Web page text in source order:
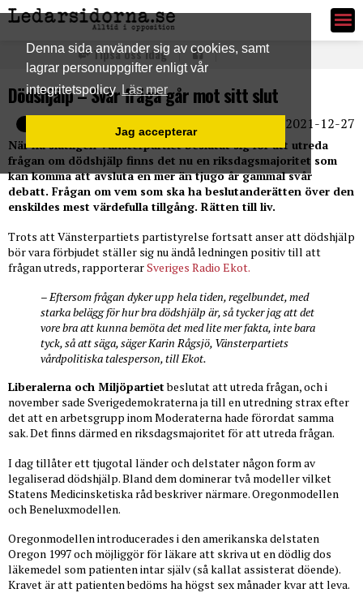
Denna sida använder sig av cookies, samt
lagrar personuppgifter enligt vår
integritetspolicy Läs mer
Jag accepterar
Ledarsidorna.se
Tipsa oss idag
Dödshjälp – Svår fråga går mot sitt slut
2021-12-27
E-post
När nu slutligen Vänsterpartiet beslutat sig för att utreda
frågan om dödshjälp finns det nu en riksdagsmajoritet som
kan komma att avsluta en mer än tjugo år gammal svår
debatt. Frågan om vem som ska ha beslutanderätten över den
enskildes mest värdefulla tillgång. Rätten till liv.
Trots att Vänsterpartiets partistyrelse fortsatt anser att dödshjälp
bör vara förbjudet ställer sig nu ändå ledningen positiv till att
frågan utreds, rapporterarSveriges Radio Ekot.
– Eftersom frågan dyker upp hela tiden, regelbundet, med
starka belägg för hur bra dödshjälp är, så tycker jag att det
vore bra att kunna bemöta det med lite mer fakta, inte bara
tyck, så att säga, säger Karin Rågsjö, Vänsterpartiets
vårdpolitiska talesperson, till Ekot.
Liberalerna och Miljöpartietbeslutat att utreda frågan, och i
november sade Sverigedemokraterna ja till en utredning strax efter
det att en arbetsgrupp inom Moderaterna hade förordat samma
sak. Det finns därmed en riksdagsmajoritet för att utreda frågan.
I dag tillåter ett tjugotal länder och delstater någon form av
legaliserad dödshjälp. Bland dem dominerar två modeller vilket
Statens Medicinsketiska råd beskriver närmare. Oregonmodellen
och Beneluxmodellen.
Oregonmodellen introducerades i den amerikanska delstaten
Oregon 1997 och möjliggör för läkare att skriva ut en dödlig dos
läkemedel som patienten intar själv (så kallat assisterat döende).
Kravet är att patienten bedöms ha högst sex månader kvar att leva.